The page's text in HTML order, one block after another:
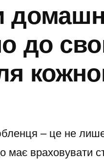
до
– це не
має враховувати